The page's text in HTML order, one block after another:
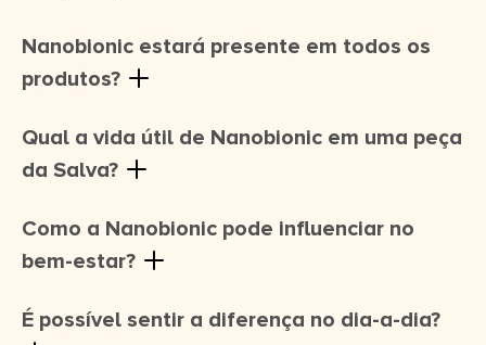
Nanobionic estará presente em todos os
produtos?
Qual a vida útil de Nanobionic em uma peça
da Salva?
Como a Nanobionic pode influenciar no
bem-estar?
É possível sentir a diferença no dia-a-dia?